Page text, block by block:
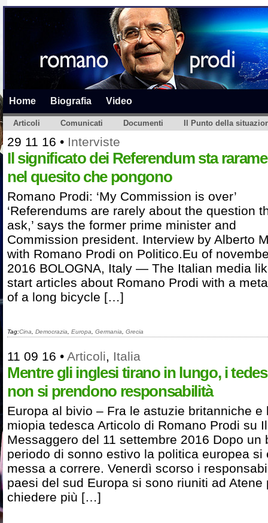
Home Biografia Video
Articoli Comunicati Documenti Il Punto della
29 11 16 • Interviste
Il significato dei Referendum sta
nel quesito che pongono
Romano Prodi: ‘My Commission is over’
‘Referendums are rarely about the question
ask,’ says the former prime minister and
Commission president. Interview by Alberto
with Romano Prodi on Politico.Eu of
2016 BOLOGNA, Italy — The Italian media
start articles about Romano Prodi with a
of a long bicycle […]
Tag:Cina Democrazia Europa Germania Grecia
11 09 16 • Articoli, Italia
Mentre gli inglesi tirano in lungo, i
non si prendono responsabilità
Europa al bivio – Fra le astuzie britanniche e
miopia tedesca Articolo di Romano Prodi su Il
Messaggero del 11 settembre 2016 Dopo un
periodo di sonno estivo la politica europea si
messa a correre. Venerdì scorso i
paesi del sud Europa si sono riuniti ad Atene
chiedere più […]